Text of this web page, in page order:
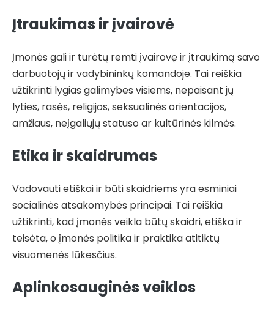
Įtraukimas ir įvairovė
Įmonės gali ir turėtų remti įvairovę ir įtraukimą savo
darbuotojų ir vadybininkų komandoje. Tai reiškia
užtikrinti lygias galimybes visiems, nepaisant jų
lyties, rasės, religijos, seksualinės orientacijos,
amžiaus, neįgaliųjų statuso ar kultūrinės kilmės.
Etika ir skaidrumas
Vadovauti etiškai ir būti skaidriems yra esminiai
socialinės atsakomybės principai. Tai reiškia
užtikrinti, kad įmonės veikla būtų skaidri, etiška ir
teisėta, o įmonės politika ir praktika atitiktų
visuomenės lūkesčius.
Aplinkosauginės veiklos